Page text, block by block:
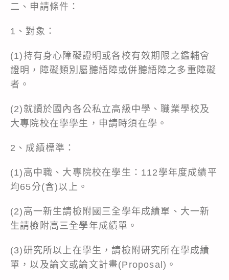
二、申請條件：
1、對象：
(1)持有身心障礙證明或各校有效期限之鑑輔會
證明，障礙類別屬聽語障或併聽語障之多重障礙
者。
(2)就讀於國內各公私立高級中學、職業學校及
大專院校在學學生，申請時須在學。
2、成績標準：
(1)高中職、大專院校在學生：112學年度成績平
均65分(含)以上。
(2)高一新生請檢附國三全學年成績單、大一新
生請檢附高三全學年成績單。
(3)研究所以上在學生，請檢附研究所在學成績
單，以及論文或論文計畫(Proposal)。